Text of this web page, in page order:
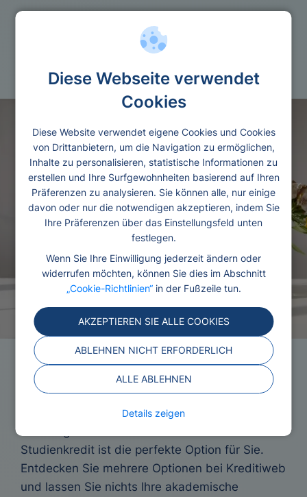
Diese Webseite verwendet
Cookies
Diese Website verwendet eigene Cookies und Cookies
von Drittanbietern, um die Navigation zu ermöglichen,
Inhalte zu personalisieren, statistische Informationen zu
erstellen und Ihre Surfgewohnheiten basierend auf Ihren
Präferenzen zu analysieren. Sie können alle, nur einige
davon oder nur die notwendigen akzeptieren, indem Sie
Ihre Präferenzen über das Einstellungsfeld unten
festlegen.
Wenn Sie Ihre Einwilligung jederzeit ändern oder
widerrufen möchten, können Sie dies im Abschnitt
„Cookie-Richtlinien“in der Fußzeile tun.
AKZEPTIEREN SIE ALLE COOKIES
ABLEHNEN NICHT ERFORDERLICH
ALLE ABLEHNEN
Details zeigen
Studienkredit
Brauchen Sie einen finanziellen Schub, um Ihre
Studienkredit ist die perfekte Option für Sie.
Entdecken Sie mehrere Optionen bei Kreditiweb
und lassen Sie nichts Ihre akademische